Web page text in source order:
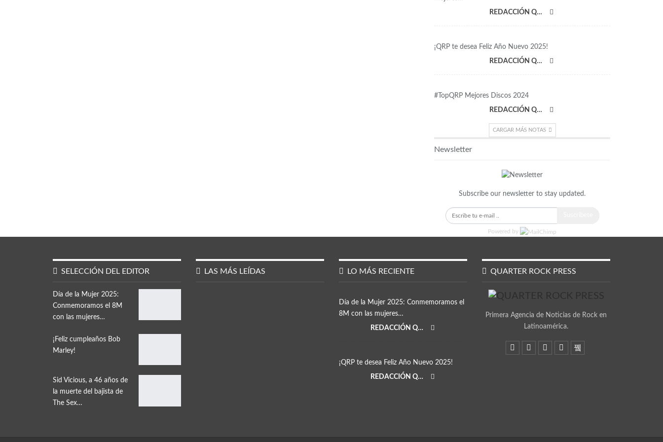
REDACCIÓN QRP
¡QRP te desea Feliz Año Nuevo 2025!
REDACCIÓN QRP
#TopQRP Mejores Discos 2024
REDACCIÓN QRP
CARGAR MÁS NOTAS
Newsletter
Subscribe our newsletter to stay updated.
Powered by
SELECCIÓN DEL EDITOR
Día de la Mujer 2025:
Conmemoramos el 8M
con las mujeres…
¡Feliz cumpleaños Bob
Marley!
Sid Vicious, a 46 años de
la muerte del bajista de
The Sex…
LAS MÁS LEÍDAS LO MÁS RECIENTE
Día de la Mujer 2025: Conmemoramos el
8M con las mujeres…
REDACCIÓN QRP
¡QRP te desea Feliz Año Nuevo 2025!
REDACCIÓN QRP
QUARTER ROCK PRESS
Primera Agencia de Noticias de Rock en
Latinoamérica.